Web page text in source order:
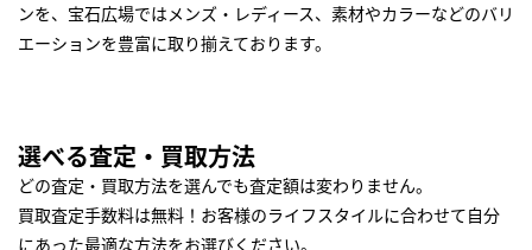
ンを、宝石広場ではメンズ・レディース、素材やカラーなどのバリ
エーションを豊富に取り揃えております。
選べる査定・買取方法
どの査定・買取方法を選んでも査定額は変わりません。
買取査定手数料は無料！お客様のライフスタイルに合わせて自分
にあった最適な方法をお選びください。